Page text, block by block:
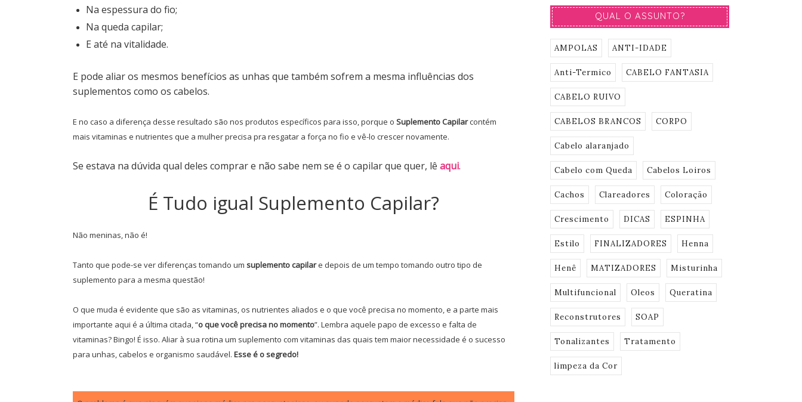
Na espessura do fio;
Na queda capilar;
E até na vitalidade.
E pode aliar os mesmos benefícios as unhas que também sofrem a mesma influências dos
suplementos como os cabelos.
E no caso a diferença desse resultado são nos produtos específicos para isso, porque o Suplemento Capilarcontém
mais vitaminas e nutrientes que a mulher precisa pra resgatar a força no fio e vê-lo crescer novamente.
Se estava na dúvida qual deles comprar e não sabe nem se é o capilar que quer, lê aqui.
É Tudo igual Suplemento Capilar?
Não meninas, não é!
Tanto que pode-se ver diferenças tomando um suplemento capilare depois de um tempo tomando outro tipo de
suplemento para a mesma questão!
O que muda é evidente que são as vitaminas, os nutrientes aliados e o que você precisa no momento, e a parte mais
importante aqui é a última citada, “o que você precisa no momento”. Lembra aquele papo de excesso e falta de
vitaminas? Bingo! É isso. Aliar à sua rotina um suplemento com vitaminas das quais tem maior necessidade é o sucesso
para unhas, cabelos e organismo saudável. Esse é o segredo!
QUAL O ASSUNTO?
AMPOLAS ANTI-IDADE
Anti-Termico CABELO FANTASIA
CABELO RUIVO
CABELOS BRANCOS CORPO
Cabelo alaranjado
Cabelo com Queda Cabelos Loiros
Cachos Clareadores Coloração
Crescimento DICAS ESPINHA
Estilo FINALIZADORES Henna
Henê MATIZADORES Misturinha
Multifuncional Oleos Queratina
Reconstrutores SOAP
Tonalizantes Tratamento
limpeza da Cor